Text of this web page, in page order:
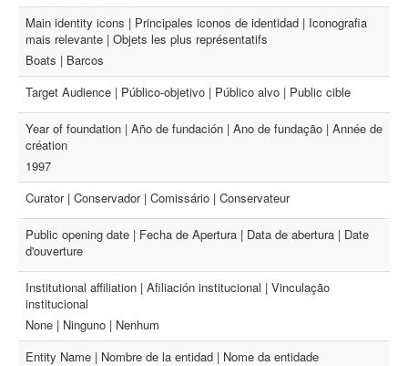
Main identity icons | Principales iconos de identidad | Iconografia
mais relevante | Objets les plus représentatifs
Boats | Barcos
Target Audience | Público-objetivo | Público alvo | Public cible
Year of foundation | Año de fundación | Ano de fundação | Année de
création
1997
Curator | Conservador | Comissário | Conservateur
Public opening date | Fecha de Apertura | Data de abertura | Date
d'ouverture
Institutional affiliation | Afiliación institucional | Vinculação
institucional
None | Ninguno | Nenhum
Entity Name | Nombre de la entidad | Nome da entidade